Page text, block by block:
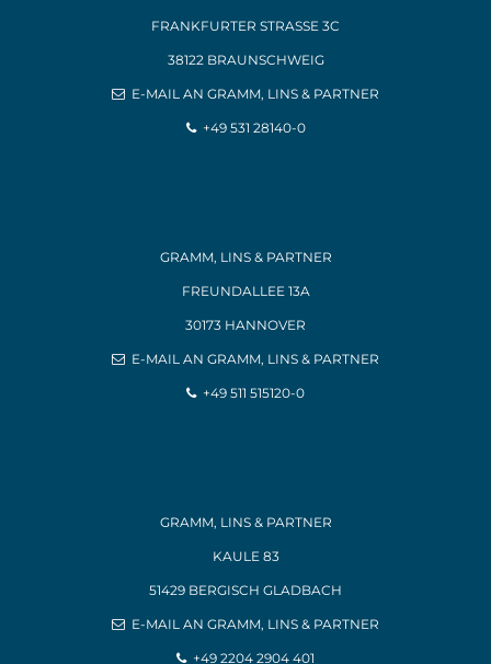
FRANKFURTER STRASSE 3C
38122 BRAUNSCHWEIG
E-MAIL AN GRAMM, LINS & PARTNER
+49 531 28140-0
GRAMM, LINS & PARTNER
FREUNDALLEE 13A
30173 HANNOVER
E-MAIL AN GRAMM, LINS & PARTNER
+49 511 515120-0
GRAMM, LINS & PARTNER
KAULE 83
51429 BERGISCH GLADBACH
E-MAIL AN GRAMM, LINS & PARTNER
+49 2204 2904 401